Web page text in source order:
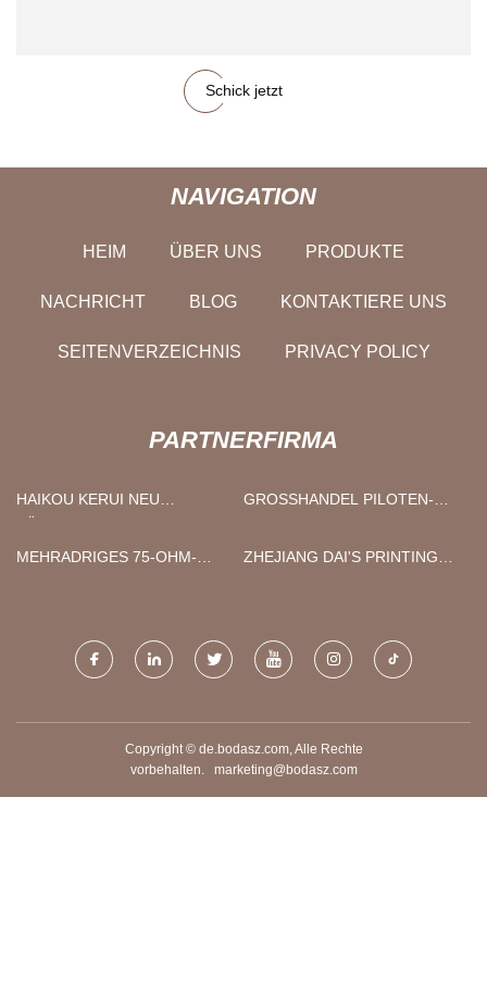
Schick jetzt
NAVIGATION
HEIM ÜBER UNS PRODUKTE
NACHRICHT BLOG KONTAKTIERE UNS
SEITENVERZEICHNIS PRIVACY POLICY
PARTNERFIRMA
HAIKOU KERUI NEU
CO., LTD.
GROSSHANDEL PILOTEN-S
ETALL
MEHRADRIGES 75-OHM-
ZHEJIANG DAI'S PRINTING
Copyright © de.bodasz.com, Alle Rechte
vorbehalten. marketing@bodasz.com